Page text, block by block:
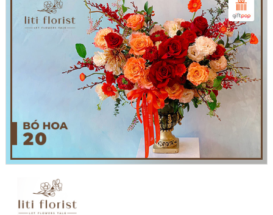
ĐĂNG NHẬP ĐĂNG KÝ